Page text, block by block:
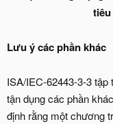
tiêu
Lưu ý các phần khác
ISA/IEC-62443-3-3
tận dụng các phần
định rằng một chương